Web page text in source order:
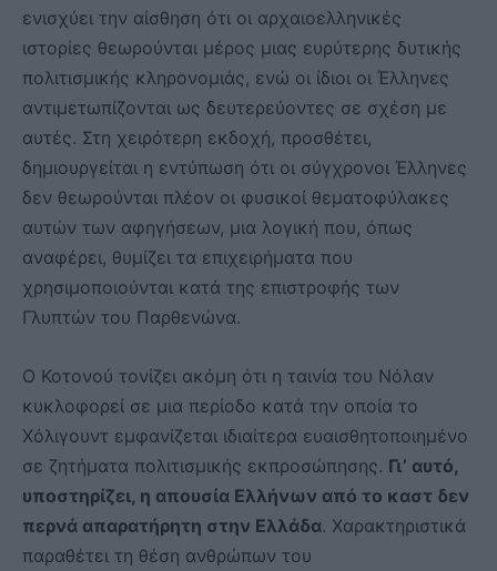
ενισχύει την αίσθηση ότι οι αρχαιοελληνικές
ιστορίες θεωρούνται μέρος μιας ευρύτερης δυτικής
πολιτισμικής κληρονομιάς, ενώ οι ίδιοι οι Έλληνες
αντιμετωπίζονται ως δευτερεύοντες σε σχέση με
αυτές. Στη χειρότερη εκδοχή, προσθέτει,
δημιουργείται η εντύπωση ότι οι σύγχρονοι Έλληνες
δεν θεωρούνται πλέον οι φυσικοί θεματοφύλακες
αυτών των αφηγήσεων, μια λογική που, όπως
αναφέρει, θυμίζει τα επιχειρήματα που
χρησιμοποιούνται κατά της επιστροφής των
Γλυπτών του Παρθενώνα.
Ο Κοτονού τονίζει ακόμη ότι η ταινία του Νόλαν
κυκλοφορεί σε μια περίοδο κατά την οποία το
Χόλιγουντ εμφανίζεται ιδιαίτερα ευαισθητοποιημένο
σε ζητήματα πολιτισμικής εκπροσώπησης. Γι’ αυτό,
υποστηρίζει, η απουσία Ελλήνων από το καστ δεν
περνά απαρατήρητη στην Ελλάδα. Χαρακτηριστικά
παραθέτει τη θέση ανθρώπων του